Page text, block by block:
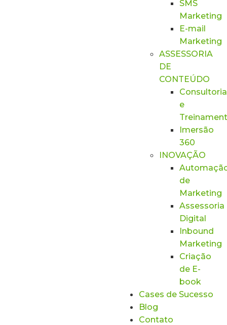
SMS
Marketing
E-mail
Marketing
ASSESSORIA
DE
CONTEÚDO
Consultoria
e
Imersão
360
INOVAÇÃO
de
Marketing
Assessoria
Digital
Inbound
Marketing
Criação
de E-
book
Cases de Sucesso
Blog
Contato